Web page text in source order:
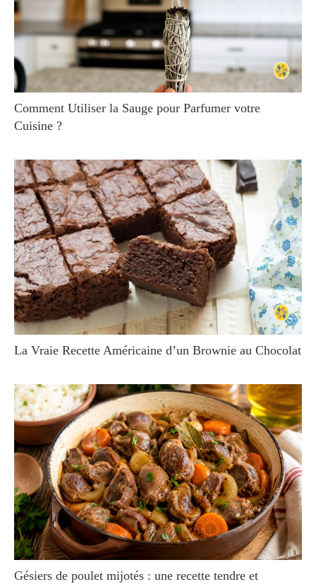
Comment Utiliser la Sauge pour Parfumer votre
Cuisine ?
La Vraie Recette Américaine d’un Brownie au Chocolat
Gésiers de poulet mijotés : une recette tendre et